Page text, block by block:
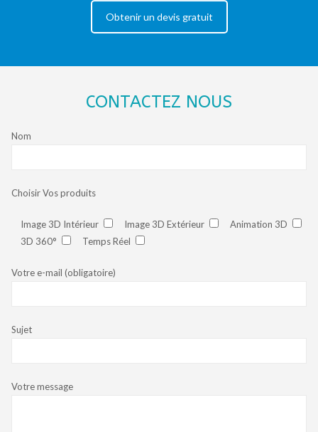
Obtenir un devis gratuit
CONTACTEZ NOUS
Nom
Choisir Vos produits
Image 3D Intérieur Image 3D Extérieur
Animation 3D
3D 360°
Temps Réel
Votre e-mail (obligatoire)
Sujet
Votre message